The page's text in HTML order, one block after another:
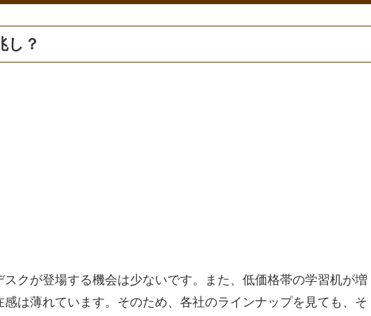
し？
クが登場する機会は少ないです。また、低価格帯の学習机が増
は薄れています。そのため、各社のラインナップを見ても、そ